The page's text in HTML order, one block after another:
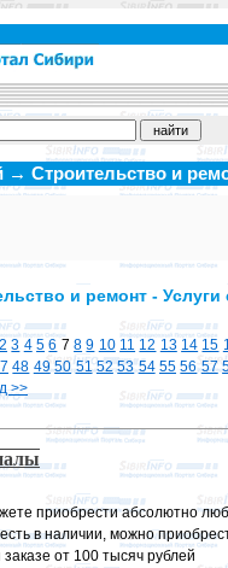
→ Строительство и
и ремонт -
2 3 4 5 6 78 9 10 11 12 13 14 15
48 49 50 51 52 53 54 55 56 57
>>
приобрести абсолютно
в наличии, можно
от 100 тысяч рублей